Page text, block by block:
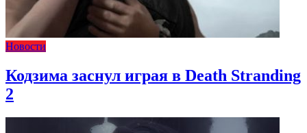
Новости
Кодзима заснул играя в Death Stranding
2